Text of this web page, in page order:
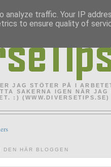
JAG STÖTER PÅ I
SAKERNA IGEN NÄR JAG
:) (WWW.DIVERSETIPS.SE)
DEN HÄR BLOGGEN
traffic. Your IP
to ensure quality of